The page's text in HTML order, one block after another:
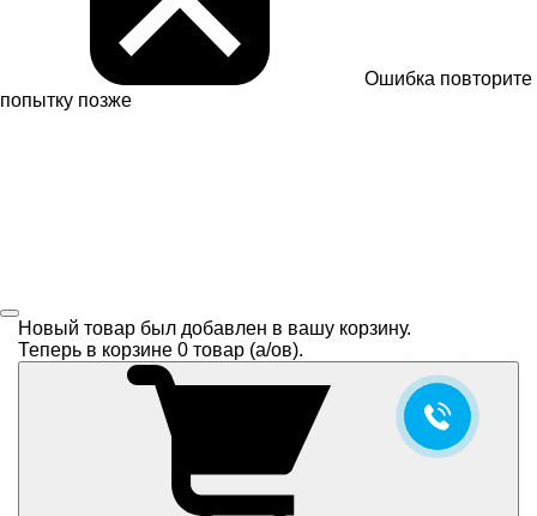
Ошибка повторите
попытку позже
Новый товар был добавлен в вашу корзину.
Теперь в корзине 0 товар (a/ов).